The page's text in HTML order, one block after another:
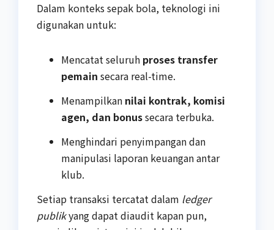
Dalam konteks sepak bola, teknologi ini
digunakan untuk:
Mencatat seluruh proses transfer
pemain secara real-time.
Menampilkan nilai kontrak, komisi
agen, dan bonussecara terbuka.
Menghindari penyimpangan dan
manipulasi laporan keuangan antar
klub.
Setiap transaksi tercatat dalam ledger
publikyang dapat diaudit kapan pun,